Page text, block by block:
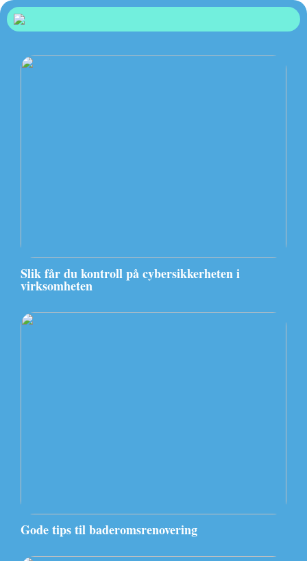
Slik får du kontroll på cybersikkerheten i
virksomheten
Gode tips til baderomsrenovering